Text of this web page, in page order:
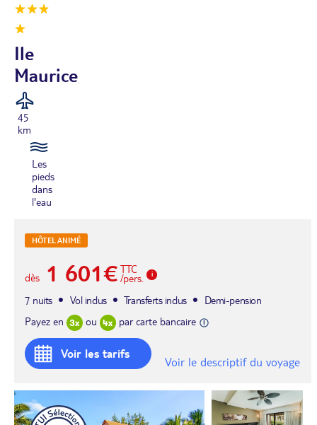
Ile
Maurice
45
km
Les
pieds
dans
l'eau
HÔTEL ANIMÉ
dès 1 601€ TTC
/pers.
7 nuits
Vol inclus Transferts inclus
Demi-pension
Payez en
ou par carte bancaire
Voir les tarifs
Voir le descriptif du voyage